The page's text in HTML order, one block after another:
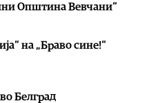
Општина Вевчани“
на „Браво сине!“
Белград